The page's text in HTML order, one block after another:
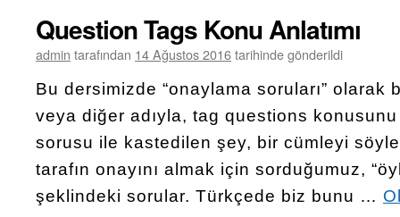
Question Tags Konu Anlatımı
admin tarafından 14 Ağustos 2016tarihinde gönderildi
Bu dersimizde “onaylama soruları” olarak
veya diğer adıyla, tag questions
sorusu ile kastedilen şey, bir cümleyi
tarafın onayını almak için sorduğumuz,
şeklindeki sorular. Türkçede biz bunu …